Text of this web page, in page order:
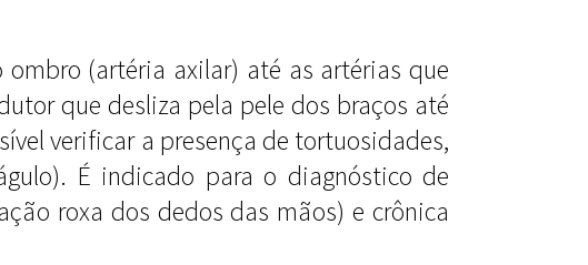
(artéria axilar) até as artérias que
que desliza pela pele dos braços até
verificar a presença de tortuosidades,
É indicado para o diagnóstico de
roxa dos dedos das mãos) e crônica